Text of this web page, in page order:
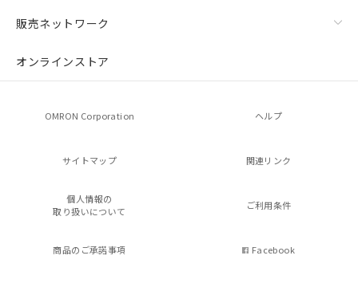
販売ネットワーク
オンラインストア
OMRON Corporation ヘルプ
サイトマップ 関連リンク
個人情報の
取り扱いについて
ご利用条件
商品のご承諾事項 Facebook